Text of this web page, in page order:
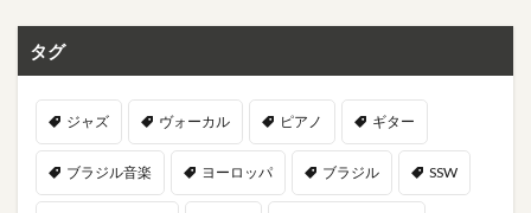
タグ
ジャズ ヴォーカル ピアノ ギター
ブラジル音楽 ヨーロッパ ブラジル SSW